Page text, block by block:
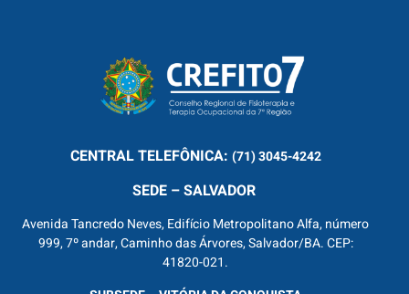
CENTRALTELEFÔNICA: (71) 3045-4242
SEDE – SALVADOR
Avenida Tancredo Neves, Edifício Metropolitano Alfa, número
999, 7º andar, Caminho das Árvores, Salvador/BA. CEP:
41820-021.